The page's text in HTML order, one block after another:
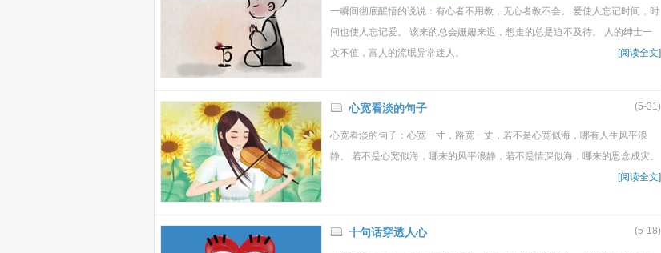
一瞬间彻底醒悟的说说：有心者不用教，无心者教不会。 爱使人忘记时间，时
间也使人忘记爱。 该来的总会姗姗来迟，想走的总是迫不及待。 人的绅士一
文不值，富人的流氓异常迷人。
[阅读全文]
心宽看淡的句子 (5-31)
心宽看淡的句子：心宽一寸，路宽一丈，若不是心宽似海，哪有人生风平浪
静。 若不是心宽似海，哪来的风平浪静，若不是情深似海，哪来的思念成灾。
[阅读全文]
十句话穿透人心 (5-18)